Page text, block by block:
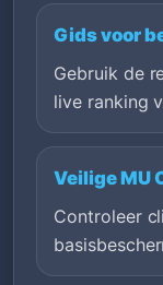
Gids voor
Gebruik de
live ranking
Veilige MU
Controleer